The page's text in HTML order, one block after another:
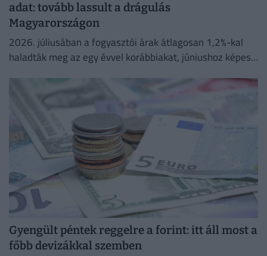
adat: tovább lassult a drágulás
Magyarországon
2026. júliusában a fogyasztói árak átlagosan 1,2%-kal
haladták meg az egy évvel korábbiakat, júniushoz képest
Gyengült péntek reggelre a forint: itt áll most a
főbb devizákkal szemben